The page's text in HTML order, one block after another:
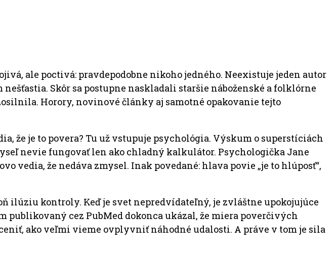
ale poctivá: pravdepodobne nikoho jedného. Neexistuje jeden autor
Skôr sa postupne naskladali staršie náboženské a folklórne
Horory, novinové články aj samotné opakovanie tejto
že je to povera? Tu už vstupuje psychológia. Výskum o superstíciách
nevie fungovať len ako chladný kalkulátor. Psychologička Jane
vedia, že nedáva zmysel. Inak povedané: hlava povie „je to hlúposť“,
ilúziu kontroly. Keď je svet nepredvídateľný, je zvláštne upokojujúce
cez PubMed dokonca ukázal, že miera poverčivých
ako veľmi vieme ovplyvniť náhodné udalosti. A práve v tom je sila